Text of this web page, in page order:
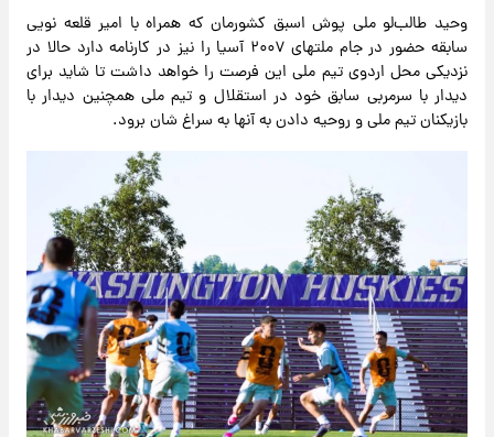
وحید طالب‌لو ملی پوش اسبق کشورمان که همراه با امیر قلعه نویی
سابقه حضور در جام ملتهای ۲۰۰۷ آسیا را نیز در کارنامه دارد حالا در
نزدیکی محل اردوی تیم ملی این فرصت را خواهد داشت تا شاید برای
دیدار با سرمربی سابق خود در استقلال و تیم ملی همچنین دیدار با
بازیکنان تیم ملی و روحیه دادن به آنها به سراغ شان برود.